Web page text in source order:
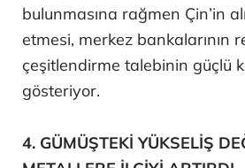
bulunmasına rağmen Çin’in
etmesi, merkez bankalarının
çeşitlendirme talebinin güçlü
gösteriyor.
4. GÜMÜŞTEKİ YÜKSELİŞ